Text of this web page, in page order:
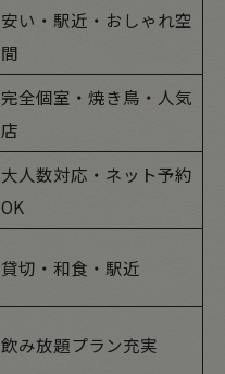
安い・駅近・おしゃれ空
間
完全個室・焼き鳥・人気
店
大人数対応・ネット予約
OK
貸切・和食・駅近
飲み放題プラン充実